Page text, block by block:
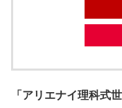
「アリエナイ理科式